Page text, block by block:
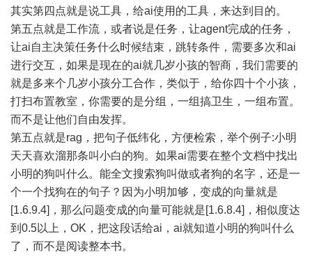
其实第四点就是说工具，给ai使用的工具，来达到目的。
第五点就是工作流，或者说是任务，让agent完成的任务，
让ai自主决策任务什么时候结束，跳转条件，需要多次和ai
进行交互，如果是现在的ai就几岁小孩的智商，我们需要的
就是多来个几岁小孩分工合作，类似于，给你四十个小孩，
打扫布置教室，你需要的是分组，一组搞卫生，一组布置。
而不是让他们自由发挥。
第五点就是rag，把句子低纬化，方便检索，举个例子:小明
天天喜欢溜那条叫小白的狗。如果ai需要在整个文档中找出
小明的狗叫什么。能全文搜索狗叫做或者狗的名字，还是一
个一个找狗在的句子？因为小明加够，变成的向量就是
[1.6.9.4]，那么问题变成的向量可能就是[1.6.8.4]，相似度达
到0.5以上，OK，把这段话给ai，ai就知道小明的狗叫什么
了，而不是阅读整本书。